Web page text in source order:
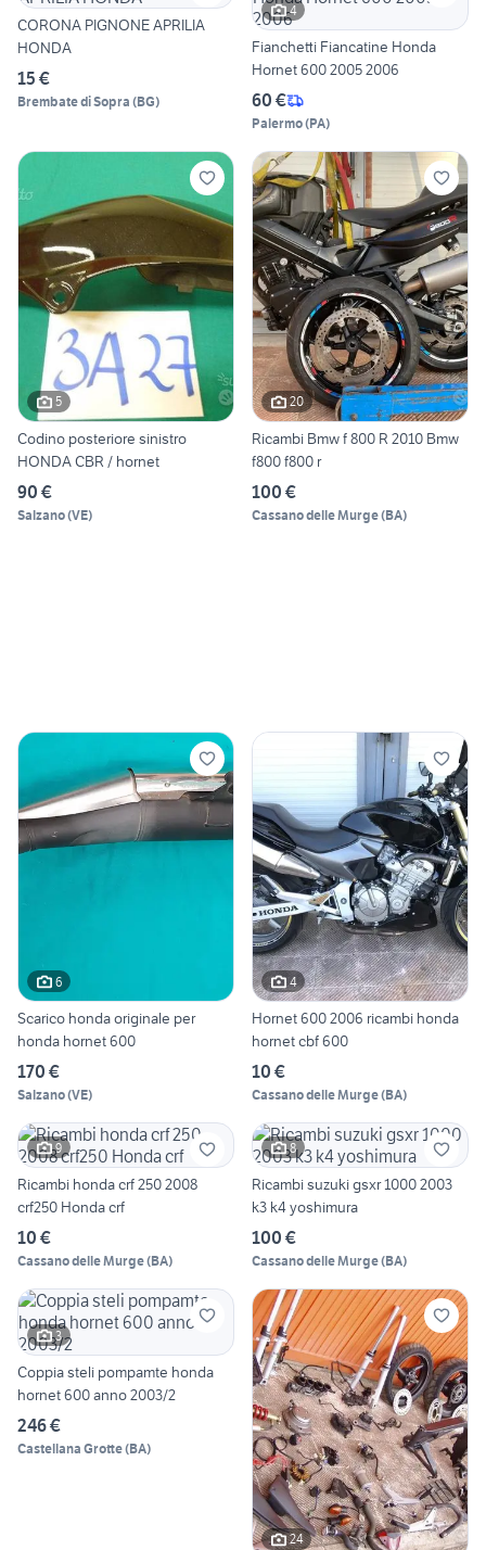
CORONA PIGNONE APRILIA
HONDA
15 €
Brembate di Sopra (BG)
4
Fianchetti Fiancatine Honda
Hornet 600 2005 2006
60 €
Palermo(PA)
5
Codino posteriore sinistro
HONDA CBR / hornet
90 €
Salzano(VE)
20
Ricambi Bmw f 800 R 2010 Bmw
f800 f800 r
100 €
Cassano delle Murge(BA)
6
Scarico honda originale per
honda hornet 600
170 €
Salzano(VE)
4
Hornet 600 2006 ricambi honda
hornet cbf 600
10 €
Cassano delle Murge(BA)
9
Ricambi honda crf 250 2008
crf250 Honda crf
10 €
Cassano delle Murge(BA)
8
Ricambi suzuki gsxr 1000 2003
k3 k4 yoshimura
100 €
Cassano delle Murge(BA)
3
Coppia steli pompamte honda
hornet 600 anno 2003/2
246 €
Castellana Grotte(BA)
24